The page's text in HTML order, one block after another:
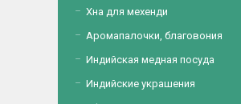
Хна для мехенди
Аромапалочки, благовония
Индийская медная посуда
Индийские украшения